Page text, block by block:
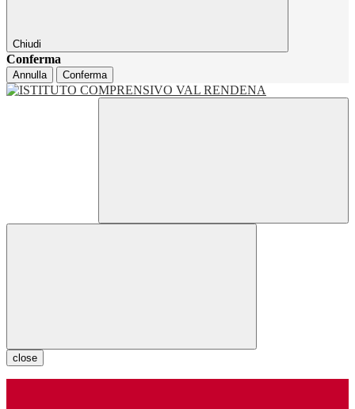
Chiudi
Conferma
Annulla Conferma
close